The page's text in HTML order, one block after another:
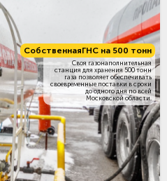
СобственнаяГНС на 500 тонн
Своя газонаполнительная
станция для хранения 500 тонн
газа позволяет обеспечивать
своевременные поставки в сроки
до одного дня по всей
Московской области.